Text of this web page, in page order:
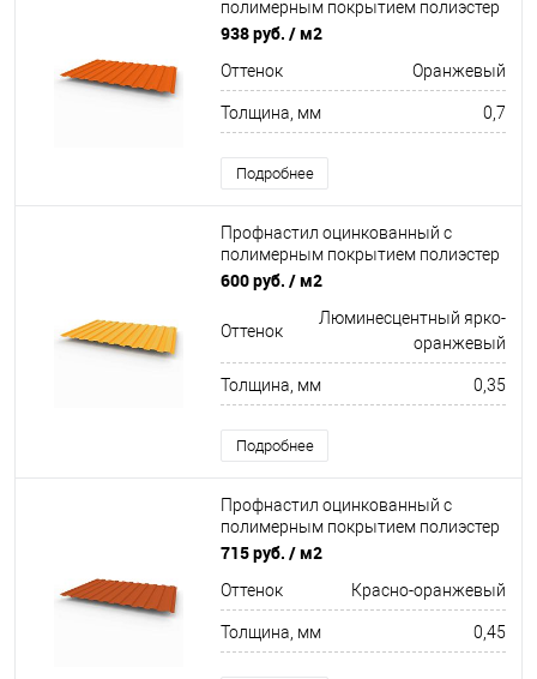
полимерным покрытием полиэстер
С8 buildstor 0,7х1180мм RAL 2004
938 руб. / м2
Оттенок Оранжевый
Толщина, мм 0,7
Подробнее
Профнастил оцинкованный с
полимерным покрытием полиэстер
С8 buildstor 0,35х1180мм RAL 2007
600 руб. / м2
Оттенок
Люминесцентный ярко-
оранжевый
Толщина, мм 0,35
Подробнее
Профнастил оцинкованный с
полимерным покрытием полиэстер
С8 buildstor 0,45х1180мм RAL 2001
715 руб. / м2
Оттенок Красно-оранжевый
Толщина, мм 0,45